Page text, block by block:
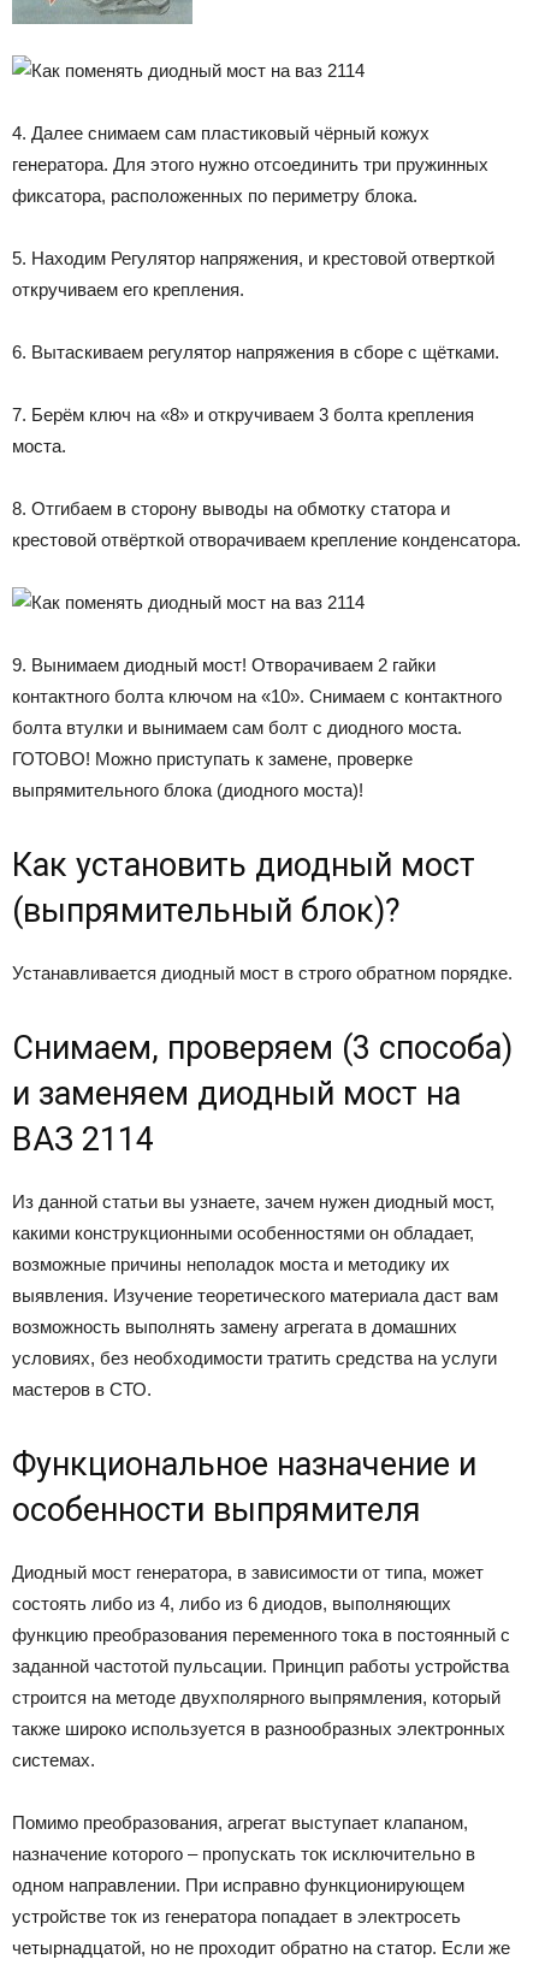
4. Далее снимаем сам пластиковый чёрный кожух
генератора. Для этого нужно отсоединить три пружинных
фиксатора, расположенных по периметру блока.
5. Находим Регулятор напряжения, и крестовой отверткой
откручиваем его крепления.
6. Вытаскиваем регулятор напряжения в сборе с щётками.
7. Берём ключ на «8» и откручиваем 3 болта крепления
моста.
8. Отгибаем в сторону выводы на обмотку статора и
крестовой отвёрткой отворачиваем крепление конденсатора.
9. Вынимаем диодный мост! Отворачиваем 2 гайки
контактного болта ключом на «10». Снимаем с контактного
болта втулки и вынимаем сам болт с диодного моста.
ГОТОВО! Можно приступать к замене, проверке
выпрямительного блока (диодного моста)!
Как установить диодный мост
(выпрямительный блок)?
Устанавливается диодный мост в строго обратном порядке.
Снимаем, проверяем (3 способа)
и заменяем диодный мост на
ВАЗ 2114
Из данной статьи вы узнаете, зачем нужен диодный мост,
какими конструкционными особенностями он обладает,
возможные причины неполадок моста и методику их
выявления. Изучение теоретического материала даст вам
возможность выполнять замену агрегата в домашних
условиях, без необходимости тратить средства на услуги
мастеров в СТО.
Функциональное назначение и
особенности выпрямителя
Диодный мост генератора, в зависимости от типа, может
состоять либо из 4, либо из 6 диодов, выполняющих
функцию преобразования переменного тока в постоянный с
заданной частотой пульсации. Принцип работы устройства
строится на методе двухполярного выпрямления, который
также широко используется в разнообразных электронных
системах.
Помимо преобразования, агрегат выступает клапаном,
назначение которого – пропускать ток исключительно в
одном направлении. При исправно функционирующем
устройстве ток из генератора попадает в электросеть
четырнадцатой, но не проходит обратно на статор. Если же